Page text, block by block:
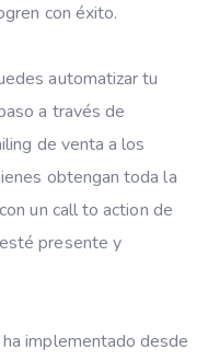
con éxito.
automatizar tu
a través de
de venta a los
obtengan toda la
un call to action de
presente y
implementado desde